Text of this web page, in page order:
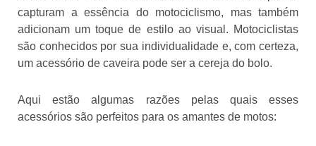
capturam a essência do motociclismo, mas também
adicionam um toque de estilo ao visual. Motociclistas
são conhecidos por sua individualidade e, com certeza,
um acessório de caveira pode ser a cereja do bolo.
Aqui estão algumas razões pelas quais esses
acessórios são perfeitos para os amantes de motos: